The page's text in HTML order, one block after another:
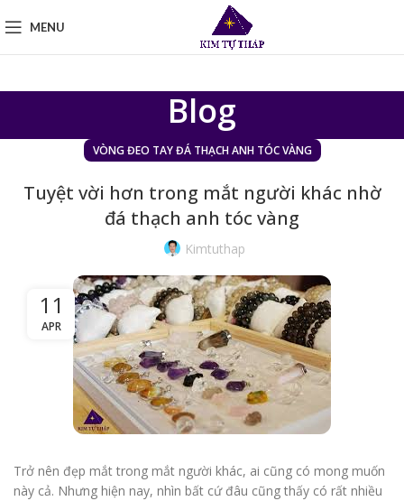
MENU
Blog
VÒNG ĐEO TAY ĐÁ THẠCH ANH TÓC VÀNG
Tuyệt vời hơn trong mắt người khác nhờ
đá thạch anh tóc vàng
Kimtuthap
11
APR
Trở nên đẹp mắt trong mắt người khác, ai cũng có mong muốn
này cả. Nhưng hiện nay, nhìn bất cứ đâu cũng thấy có rất nhiều